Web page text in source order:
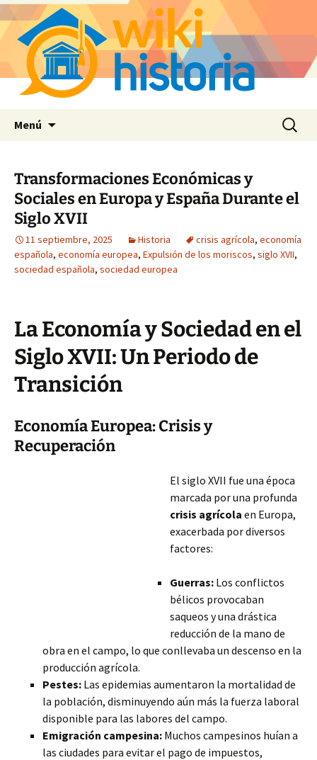
Menú Buscar:
Transformaciones Económicas y
Sociales en Europa y España Durante el
Siglo XVII
11 septiembre, 2025 Historia crisis agrícola, economía
española, economía europea, Expulsión de los moriscos, siglo XVII,
sociedad española, sociedad europea
La Economía y Sociedad en el
Siglo XVII: Un Periodo de
Transición
Economía Europea: Crisis y
Recuperación
El siglo XVII fue una época
marcada por una profunda
crisis agrícola en Europa,
exacerbada por diversos
factores:
Guerras: Los conflictos
bélicos provocaban
saqueos y una drástica
reducción de la mano de
obra en el campo, lo que conllevaba un descenso en la
producción agrícola.
Pestes: Las epidemias aumentaron la mortalidad de
la población, disminuyendo aún más la fuerza laboral
disponible para las labores del campo.
Emigración campesina: Muchos campesinos huían a
las ciudades para evitar el pago de impuestos,